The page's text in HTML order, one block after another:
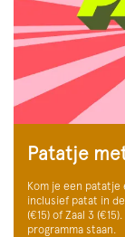
Patatje
Kom je een patatje
inclusief patat in
(€15) of Zaal 3
programma staan.